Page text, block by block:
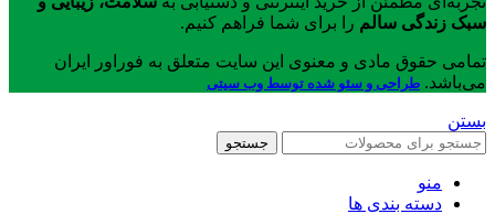
سبک زندگی سالم را برای شما فراهم کنیم.
تمامی حقوق مادی و معنوی این سایت متعلق به فوراور ایران
می‌باشد. طراحی و سئو شده توسط وب سیتی
بستن
جستجو
منو
دسته بندی ها